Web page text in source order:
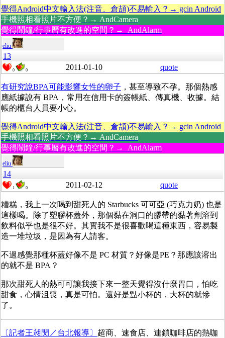
覺得Android中文輸入法(注音、倉頡)不易輸入？→ gcin Android
手機照相看照片不方便？→ AndCamera
覺得鬧鐘/行事曆有改進的空間？→ AndAlarm
eliu
13
0 0 2011-01-10 quote
有研究說BPA可能影響女性的卵子 ，甚至導致不孕。那個熱感
應紙據說有 BPA，常用在信用卡的簽帳紙、傳真機、收據。結
帳的櫃台人員要小心。
覺得Android中文輸入法(注音、倉頡)不易輸入？→ gcin Android
手機照相看照片不方便？→ AndCamera
覺得鬧鐘/行事曆有改進的空間？→ AndAlarm
eliu
14
1 0 2011-02-12 quote
糟糕，我上一次喝到甜死人的 Starbucks 可可亞 (巧克力奶) 也是
這樣喝。除了塑膠杯蓋外，那個黏在洞口的膠帶的黏著劑溶到
飲料似乎也是很不好。其實我不是很喜歡喝這種東西，容易製
造一堆垃圾，是因為有人請客。
不過感覺那種杯蓋好像不是 PC 材質？好像是PE？那應該溶出
的就不是 BPA？
那次甜死人的熱可可讓我接下來一整天覺得沒什麼胃口，怕吃
甜食，心情沮喪，真是可怕。還好是點小杯的，大杯的就慘
了。
〔記者王昶閔／台北報導〕 超商、速食店、連鎖咖啡店的熱咖